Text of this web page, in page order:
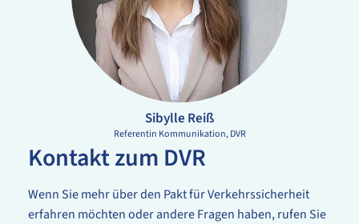
Sibylle Reiß
Referentin Kommunikation DVR
Kontakt zum DVR
Wenn Sie mehr über den Pakt für Verkehrssicherheit
erfahren möchten oder andere Fragen haben, rufen Sie